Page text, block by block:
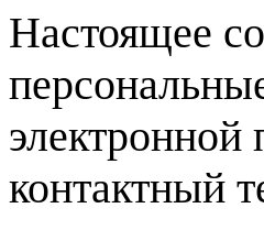
Настоящее
электронной
контактный